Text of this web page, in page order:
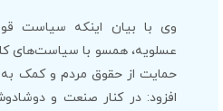
وی با بیان اینکه سیاست
عسلویه، همسو با سیاست‌های
حمایت از حقوق مردم و کمک
افزود: در کنار صنعت و